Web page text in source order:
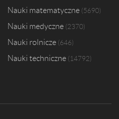
Nauki matematyczne 5690
Nauki medyczne 2370
Nauki rolnicze 646
Nauki techniczne 14792